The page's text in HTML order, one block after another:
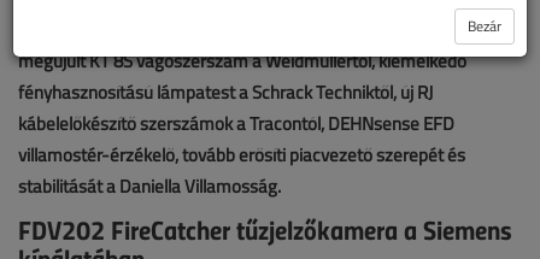
FDV202 FireCatcher tűzjelzőkamera a Siemens kínálatában,
megújult KT 8S vágószerszám a Weidmüllertől, kiemelkedő
fényhasznosítású lámpatest a Schrack Techniktől, új RJ
kábelelőkészítő szerszámok a Tracontól, DEHNsense EFD
villamostér-érzékelő, tovább erősíti piacvezető szerepét és
stabilitását a Daniella Villamosság.
FDV202 FireCatcher tűzjelzőkamera a Siemens
Bezár